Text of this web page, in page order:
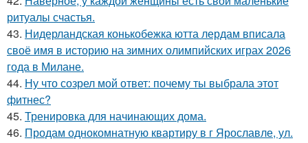
ритуалы счастья.
43. Нидерландская конькобежка ютта лердам вписала
своё имя в историю на зимних олимпийских играх 2026
года в Милане.
44. Ну что созрел мой ответ: почему ты выбрала этот
фитнес?
45. Тренировка для начинающих дома.
46. Продам однокомнатную квартиру в г Ярославле, ул.